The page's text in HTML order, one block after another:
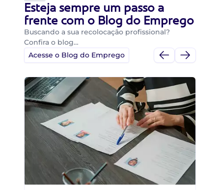
Esteja sempre um passo a
frente com o Blog do Emprego
Buscando a sua recolocação profissional?
Confira o blog…
Acesse o Blog do Emprego